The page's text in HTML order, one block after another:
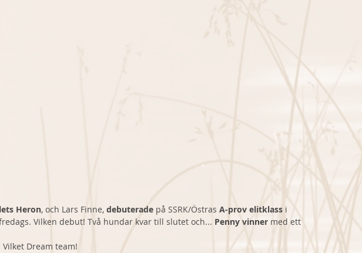
Heron, och Lars Finne, debuterade på SSRK/Östras A-prov elitklass i
Vilken debut! Två hundar kvar till slutet och... Penny vinner med ett
Dream team!